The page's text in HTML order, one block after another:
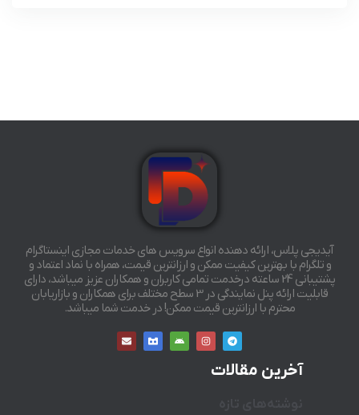
آیدیجی پلاس، ارائه دهنده انواع سرویس های خدمات مجازی اینستاگرام
و تلگرام با بهترین کیفیت ممکن و ارزانترین قیمت، همراه با نماد اعتماد و
پشتیبانی 24 ساعته درخدمت تمامی کاربران و همکاران عزیز میباشد، دارای
قابلیت ارائه پنل نمایندگی در 3 سطح مختلف برای همکاران و بازاریابان
محترم با ارزانترین قیمت ممکن! در خدمت شما میباشد.
آخرین مقالات